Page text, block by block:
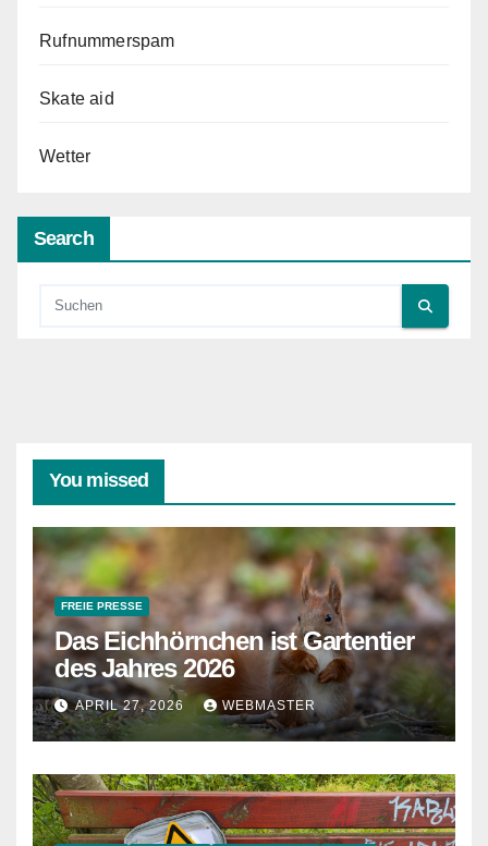
Rufnummerspam
Skate aid
Wetter
Search
You missed
FREIE PRESSE
Das Eichhörnchen ist Gartentier
des Jahres 2026
APRIL 27, 2026 WEBMASTER